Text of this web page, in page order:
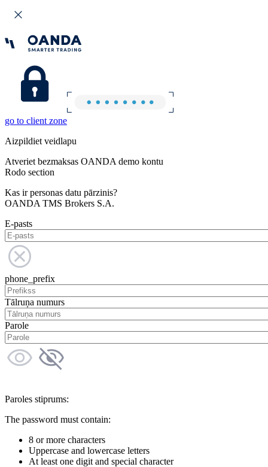
go to client zone
Aizpildiet veidlapu
Atveriet bezmaksas OANDA demo kontu
Rodo section
Kas ir personas datu pārzinis?
OANDA TMS Brokers S.A.
E-pasts
phone_prefix
Tālruņa numurs
Parole
Paroles stiprums:
The password must contain:
8 or more characters
Uppercase and lowercase letters
At least one digit and special character